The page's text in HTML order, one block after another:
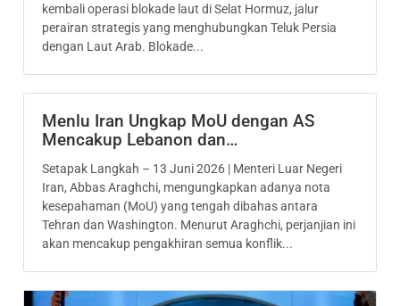
kembali operasi blokade laut di Selat Hormuz, jalur
perairan strategis yang menghubungkan Teluk Persia
dengan Laut Arab. Blokade...
Menlu Iran Ungkap MoU dengan AS
Mencakup Lebanon dan…
Setapak Langkah – 13 Juni 2026 | Menteri Luar Negeri
Iran, Abbas Araghchi, mengungkapkan adanya nota
kesepahaman (MoU) yang tengah dibahas antara
Tehran dan Washington. Menurut Araghchi, perjanjian ini
akan mencakup pengakhiran semua konflik...